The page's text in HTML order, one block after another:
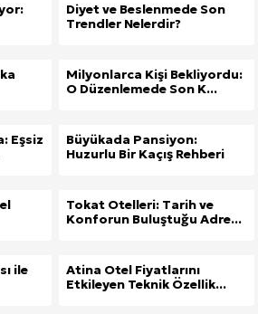
Diyet ve Beslenmede Son
Trendler Nelerdir?
Milyonlarca Kişi Bekliyordu:
O Düzenlemede Son K...
Eşsiz
Büyükada Pansiyon:
Huzurlu Bir Kaçış Rehberi
Tokat Otelleri: Tarih ve
Konforun Buluştuğu Adre...
ile
Atina Otel Fiyatlarını
Etkileyen Teknik Özellik...